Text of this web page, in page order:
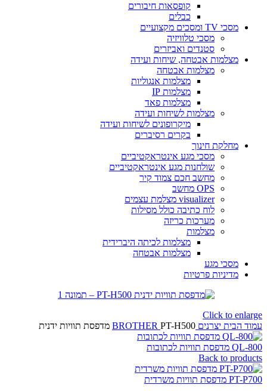
קופסאות חיבורים
כבלים
מסכי TV ומסכים מקצועיים
מסכי טלוויזיה
סטנדים ואביזרים
מצלמות אבטחה, שיחות ועידה
מצלמות אבטחה
מצלמות אנגוליות
מצלמות IP
מצלמות פאד
מצלמות לשיחות ועידה
מיקרופונים לשיחות ועידה
בקרים רסיברים
מחלקת חינוך
מסכי מגע אינטראקטיביים
שולחנות מגע אינטראקטיביים
מחשב חכם צמוד קיר
OPS מחשב
visualizer מצלמת עצמים
לוח כתיבה כולל מסילות
מערכות כריזה
מצלמות
מצלמות לכיתה היברידית
מצלמות אבטחה
מסכי מגע
מדיניות פרטיות
Click to enlarge
עמוד הבית יצרנים BROTHER PT-H500 מדפסת תוויות ידנית
QL-800 מדפסת תוויות לכתובות
Back to products
PT-P700 מדפסת תוויות משרדית